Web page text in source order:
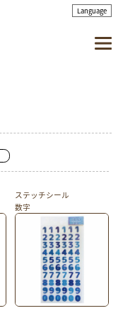
ステッチシール
数字